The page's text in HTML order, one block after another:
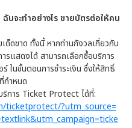
นจะทำอย่างไร ขายบัตรต่อให้คน
ด็ดขาด ทั้งนี้ หากท่านกังวลเกี่ยวกับ
รแสดงได้ สามารถเลือกซื้อบริการ
ในขั้นตอนการชำระเงิน ซึ่งให้สิทธิ์
กำหนด
ริการ Ticket Protect ได้ที่:
ticketprotect/?utm_source=